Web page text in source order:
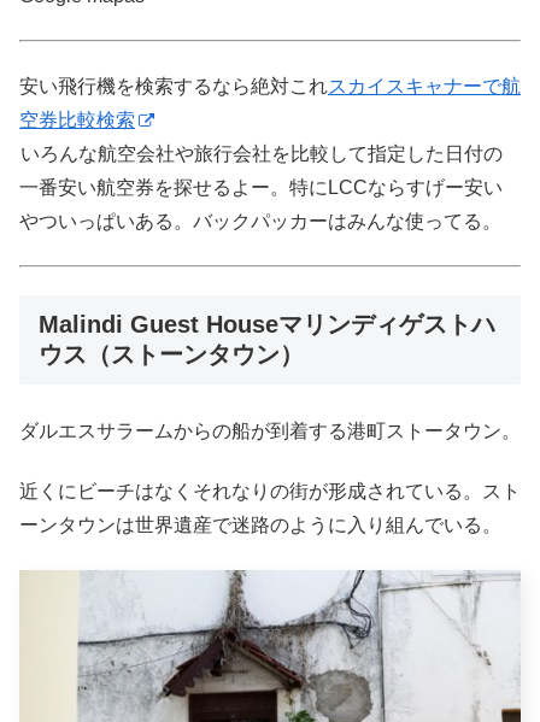
安い飛行機を検索するなら絶対これスカイスキャナーで航
空券比較検索
いろんな航空会社や旅行会社を比較して指定した日付の
一番安い航空券を探せるよー。特にLCCならすげー安い
やついっぱいある。バックパッカーはみんな使ってる。
Malindi Guest Houseマリンディゲストハ
ウス（ストーンタウン）
ダルエスサラームからの船が到着する港町ストータウン。
近くにビーチはなくそれなりの街が形成されている。スト
ーンタウンは世界遺産で迷路のように入り組んでいる。